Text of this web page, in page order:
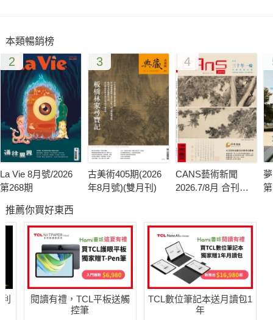
遨遊設計─葉裕清
Roaming in Design – Ye Yu-qingr
「好好選一個你喜歡的工作，而你將不需要工作一天。」一手打
造出amba西門町意舍、天命庵、Maji Maji集食行樂的室內設計
師葉裕清，分享他20多年來的設計生涯，縱使有苦、有挫折，但
更慶幸找到自己熱愛的工作，能盡情去宣洩腦中所浮現的各式畫
面，在每個設計完成之際，也像又一次完成自己的夢想。
Midsummer’s Dream – Outdoor Furniture Appreciation
台灣氣候潮濕悶熱，酷暑漫長，如果想把室內的舒適搬到戶外，
不怕日曬雨淋、發霉腐壞和褪色斷裂的產品顯得有其必要。擁有
以上條件的家具是人類自築與戶外共處的平台、走入野趣的橋
樑，更像是我們向自然發出的邀請函。
本類暢銷榜
2
La Vie 8月號/2026
第268期
3
古美術405期(2026
年8月號)(雙月刊)
4
CANS藝術新聞
2026.7/8月 合刊號
推薦你買好東西
閱讀有禮，TCL平板送觸
控筆
TCL數位筆記本送月讀包1
年